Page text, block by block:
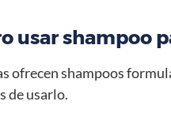
usar shampoo
ofrecen shampoos
de usarlo.